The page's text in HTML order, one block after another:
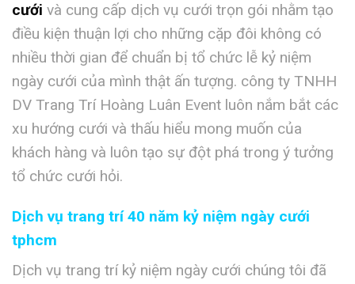
cưới và cung cấp dịch vụ cưới trọn gói nhằm tạo
điều kiện thuận lợi cho những cặp đôi không có
nhiều thời gian để chuẩn bị tổ chức lễ kỷ niệm
ngày cưới của mình thật ấn tượng. công ty TNHH
DV Trang Trí Hoàng Luân Event luôn nắm bắt các
xu hướng cưới và thấu hiểu mong muốn của
khách hàng và luôn tạo sự đột phá trong ý tưởng
tổ chức cưới hỏi.
Dịch vụ trang trí 40 năm kỷ niệm ngày cưới
tphcm
Dịch vụ trang trí kỷ niệm ngày cưới chúng tôi đã